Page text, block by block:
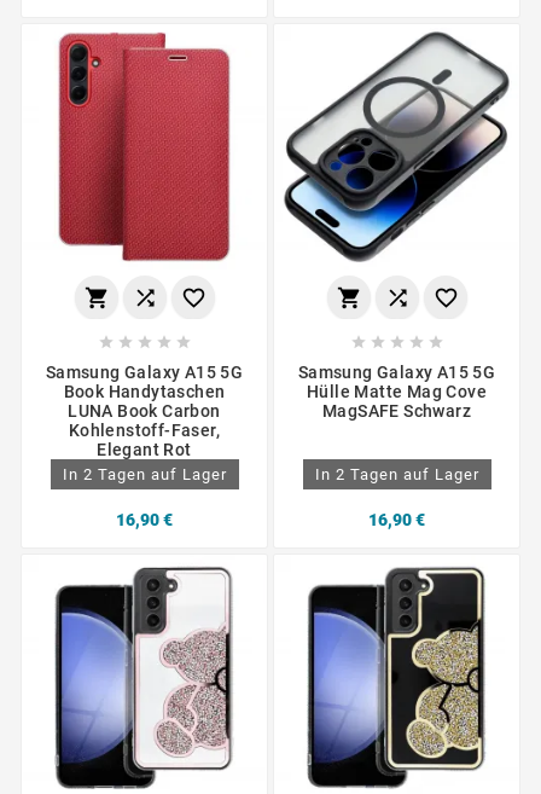
  
    
Samsung Galaxy A15 5G
Book Handytaschen
LUNA Book Carbon
Kohlenstoff-Faser,
Elegant Rot
In 2 Tagen auf Lager
16,90 €
  
    
Samsung Galaxy A15 5G
Hülle Matte Mag Cove
MagSAFE Schwarz
In 2 Tagen auf Lager
16,90 €